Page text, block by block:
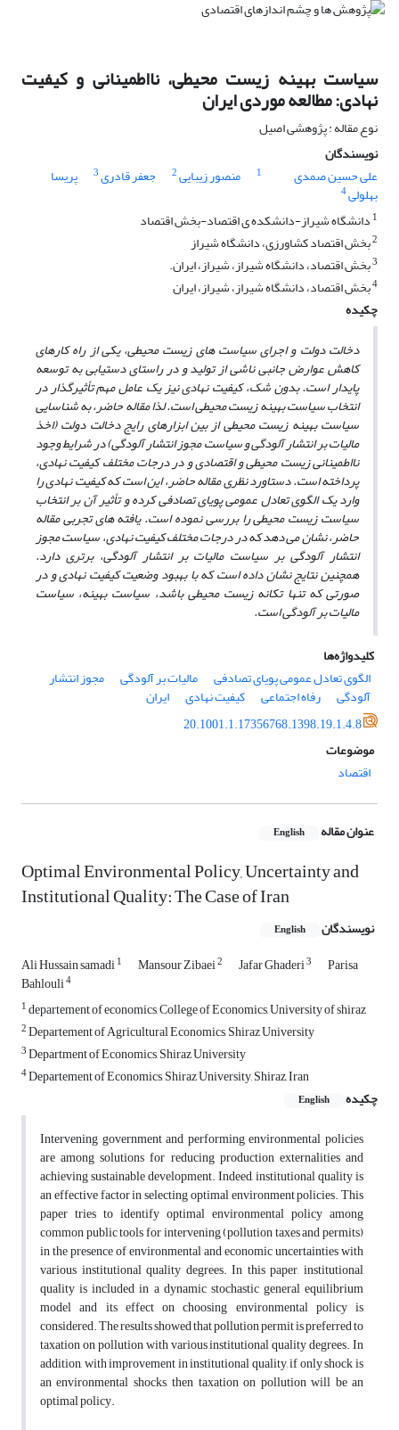
سیاست بهینه زیست محیطی، نااطمینانی و کیفیت
نهادی: مطالعه موردی ایران
نوع مقاله : پژوهشی اصیل
نویسندگان
علی حسین صمدی
1 منصور زیبایی2 جعفر قادری3 پریسا
بهلولی4
1 دانشگاه شیراز-دانشکده ی اقتصاد-بخش اقتصاد
2بخش اقتصاد کشاورزی، دانشگاه شیراز
3بخش اقتصاد، دانشگاه شیراز، شیراز، ایران.
4بخش اقتصاد، دانشگاه شیراز، شیراز، ایران
چکیده
دخالت دولت و اجرای سیاستهای زیستمحیطی، یکی از راه کارهای
کاهش عوارض جانبی ناشی از تولید و در راستای دستیابی به توسعه
پایدار است. بدون شک، کیفیت نهادی نیز یک عامل مهم تأثیرگذار در
انتخاب سیاست بهینهزیستمحیطی است. لذا مقالهحاضر، به شناسایی
سیاست بهینه زیست محیطی از بین ابزارهای رایج دخالت دولت (اخذ
مالیات بر انتشار آلودگی و سیاست مجوز انتشار آلودگی) در شرایط وجود
نااطمینانی زیستمحیطی و اقتصادی و در درجات مختلف کیفیت نهادی،
پرداخته است. دستاورد نظری مقالهحاضر، این است که کیفیت نهادی را
وارد یک الگویتعادل عمومی پویای تصادفی کرده و تأثیر آن بر انتخاب
سیاست زیست محیطی را بررسی نموده است. یافته های تجربی مقاله
حاضر، نشان میدهد که در درجات مختلف کیفیت نهادی، سیاست مجوز
انتشار آلودگی بر سیاست مالیات بر انتشار آلودگی، برتری دارد.
همچنین نتایج نشان داده است که با بهبود وضعیت کیفیت نهادی و در
صورتی که تنها تکانه زیست محیطی باشد، سیاست بهینه، سیاست
مالیات بر آلودگی است.
کلیدواژه‌ها
الگوی تعادل عمومی پویای تصادفی
مالیات بر آلودگی مجوز انتشار
آلودگی رفاه اجتماعی کیفیت نهادی
ایران
20.1001.1.17356768.1398.19.1.4.8
موضوعات
اقتصاد
عنوان مقاله English
Optimal Environmental Policy, Uncertainty and
Institutional Quality: The Case of Iran
نویسندگان English
Ali Hussain samadi1 Mansour Zibaei2 Jafar Ghaderi3 Parisa
Bahlouli4
1departement of economics, College of Economics, University of shiraz
2Departement of Agricultural Economics, Shiraz University
3Department of Economics, Shiraz University
4Departement of Economics, Shiraz University, Shiraz, Iran
چکیده
English
Intervening government and performing environmental policies
are among solutions for reducing production externalities and
achieving sustainable development. Indeed, institutional quality is
an effective factor in selecting optimal environment policies. This
paper tries to identify optimal environmental policy among
common public tools for intervening (pollution taxes and permits)
in the presence of environmental and economic uncertainties with
various institutional quality degrees. In this paper, institutional
quality is included in a dynamic stochastic general equilibrium
model and its effect on choosing environmental policy is
considered. The results showed that pollution permit is preferred to
taxation on pollution with various institutional quality degrees. In
addition, with improvement in institutional quality, if only shock is
an environmental shocks, then taxation on pollution will be an
optimal policy.